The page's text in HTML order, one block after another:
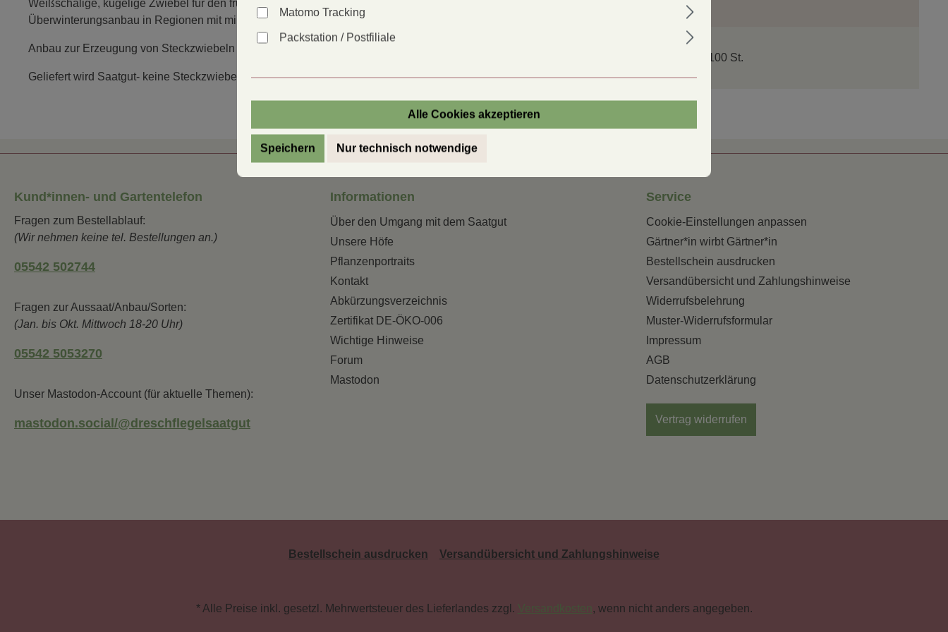
Weißschalige, kugelige Zwiebel für den frühen Anbau aus Saat oder Pflanzung sowie für den
Überwinterungsanbau in Regionen mit milden Wintern.
Anbau zur Erzeugung von Steckzwiebeln ist möglich.
Geliefert wird Saatgut- keine Steckzwiebeln!
für:
ca. 6 m oder ca. 100 St.
Kund*innen- und Gartentelefon
Fragen zum Bestellablauf:
(Wir nehmen keine tel. Bestellungen an.)
05542 502744
Fragen zur Aussaat/Anbau/Sorten:
(Jan. bis Okt. Mittwoch 18-20 Uhr)
05542 5053270
Unser Mastodon-Account (für aktuelle Themen):
mastodon.social/@dreschflegelsaatgut
Informationen
Über den Umgang mit dem Saatgut
Unsere Höfe
Pflanzenportraits
Kontakt
Abkürzungsverzeichnis
Zertifikat DE-ÖKO-006
Wichtige Hinweise
Forum
Mastodon
Service
Cookie-Einstellungen anpassen
Gärtner*in wirbt Gärtner*in
Bestellschein ausdrucken
Versandübersicht und Zahlungshinweise
Widerrufsbelehrung
Muster-Widerrufsformular
Impressum
AGB
Datenschutzerklärung
Vertrag widerrufen
Bestellschein ausdrucken Versandübersicht und Zahlungshinweise
* Alle Preise inkl. gesetzl. Mehrwertsteuer des Lieferlandes zzgl. Versandkosten , wenn nicht anders angegeben.
Matomo Tracking
Packstation / Postfiliale
Alle Cookies akzeptieren
Speichern Nur technisch notwendige